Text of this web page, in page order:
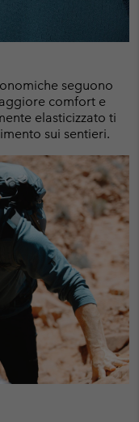
seguono
comfort e
elasticizzato ti
sui sentieri.